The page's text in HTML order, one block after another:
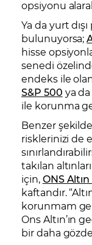
opsiyonu
Ya da yurt
bulunuyorsa;
hisse
senedi
endeks ile
S&P 500 ya da
ile korunma
Benzer
risklerinizi de
takılan
için,ONS
kaftandır.
korunmam
Ons Altın’ın
bir daha